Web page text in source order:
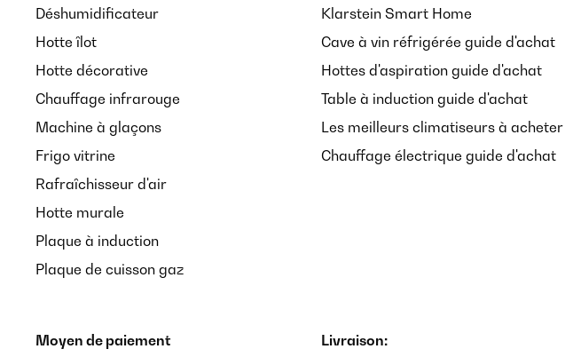
Déshumidificateur
Hotte îlot
Hotte décorative
Chauffage infrarouge
Machine à glaçons
Frigo vitrine
Rafraîchisseur d'air
Hotte murale
Plaque à induction
Plaque de cuisson gaz
Klarstein Smart Home
Cave à vin réfrigérée guide d'achat
Hottes d'aspiration guide d'achat
Table à induction guide d'achat
Les meilleurs climatiseurs à acheter
Chauffage électrique guide d'achat
Moyen de paiement Livraison: